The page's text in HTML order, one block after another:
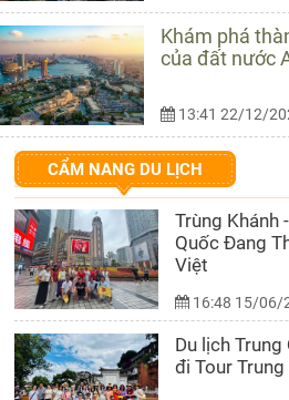
Khám phá
của đất nước
13:41 22/12/
CẨM NANG DU LỊCH
Trùng Khánh
Quốc Đang
Việt
16:48 15/06/
Du lịch
đi Tour